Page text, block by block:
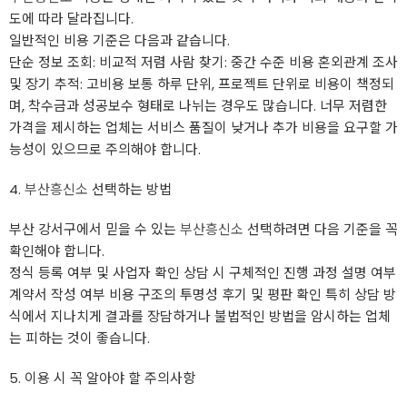
도에 따라 달라집니다.
일반적인 비용 기준은 다음과 같습니다.
단순 정보 조회: 비교적 저렴 사람 찾기: 중간 수준 비용 혼외관계 조사
및 장기 추적: 고비용 보통 하루 단위, 프로젝트 단위로 비용이 책정되
며, 착수금과 성공보수 형태로 나뉘는 경우도 많습니다. 너무 저렴한
가격을 제시하는 업체는 서비스 품질이 낮거나 추가 비용을 요구할 가
능성이 있으므로 주의해야 합니다.
4. 부산흥신소 선택하는 방법
부산 강서구에서 믿을 수 있는 부산흥신소 선택하려면 다음 기준을 꼭
확인해야 합니다.
정식 등록 여부 및 사업자 확인 상담 시 구체적인 진행 과정 설명 여부
계약서 작성 여부 비용 구조의 투명성 후기 및 평판 확인 특히 상담 방
식에서 지나치게 결과를 장담하거나 불법적인 방법을 암시하는 업체
는 피하는 것이 좋습니다.
5. 이용 시 꼭 알아야 할 주의사항